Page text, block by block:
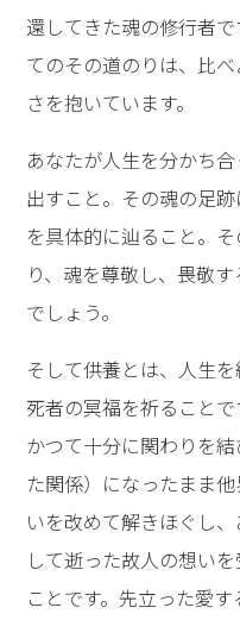
還してきた魂の修行者
てのその道のりは、比
さを抱いています。
あなたが人生を分かち
出すこと。その魂の足
を具体的に辿ること。
り、魂を尊敬し、畏敬
でしょう。
そして供養とは、人生
死者の冥福を祈ることで
かつて十分に関わりを
た関係）になったまま
いを改めて解きほぐし
して逝った故人の想い
ことです。先立った愛